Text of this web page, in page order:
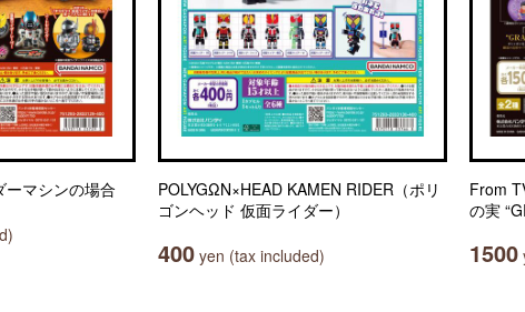
ーマシンの場合
POLYGΩN×HEAD KAMEN RIDER（ポリ
ゴンヘッド 仮面ライダー）
400 yen (tax included)
From
の実
1500